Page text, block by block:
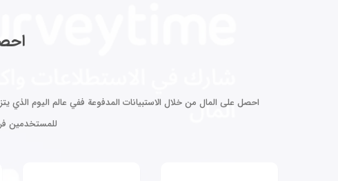
احصل على المال من خلال الاستبيانات المدفوعة ففي عالم اليوم الذي
للمستخدمين